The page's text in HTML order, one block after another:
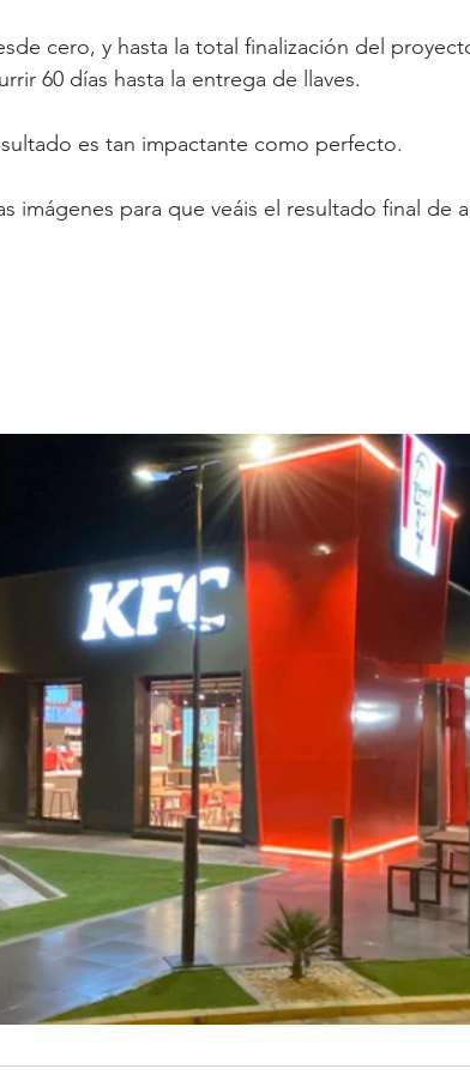
cero, y hasta la total finalización del
60 días hasta la entrega de llaves.
es tan impactante como perfecto.
imágenes para que veáis el resultado final de